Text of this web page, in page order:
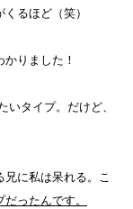
るほど（笑）
りました！
タイプ。だけど、
に私は呆れる。こ
ったんです。